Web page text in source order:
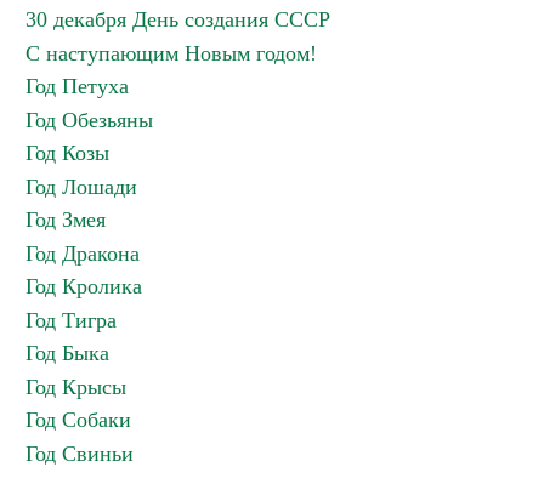
30 декабря День создания СССР
С наступающим Новым годом!
Год Петуха
Год Обезьяны
Год Козы
Год Лошади
Год Змея
Год Дракона
Год Кролика
Год Тигра
Год Быка
Год Крысы
Год Собаки
Год Свиньи